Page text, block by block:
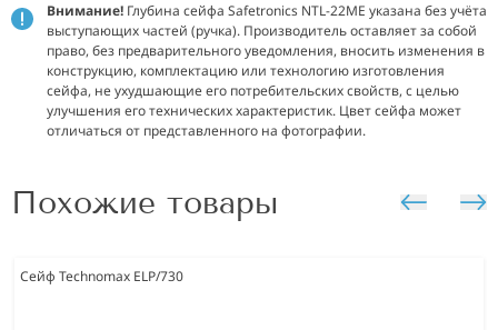
Внимание! Глубина сейфа Safetronics NTL-22ME указана без учёта
выступающих частей (ручка). Производитель оставляет за собой
право, без предварительного уведомления, вносить изменения в
конструкцию, комплектацию или технологию изготовления
сейфа, не ухудшающие его потребительских свойств, с целью
улучшения его технических характеристик. Цвет сейфа может
отличаться от представленного на фотографии.
Похожие товары
Сейф Technomax ELP/730